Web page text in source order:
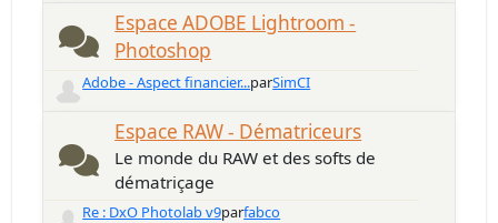
Espace ADOBE Lightroom -
Photoshop
Adobe - Aspect financier...parSimCI
Espace RAW - Dématriceurs
Le monde du RAW et des softs de
dématriçage
Re : DxO Photolab v9parfabco